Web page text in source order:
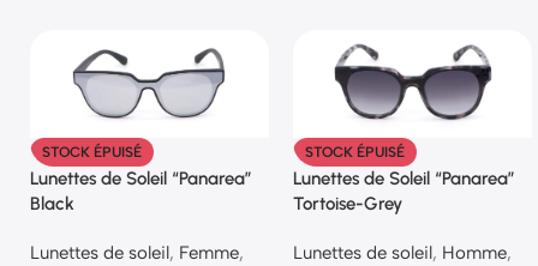
STOCK ÉPUISÉ
Lunettes de Soleil “Panarea”
Black
Lunettes de soleil, Femme,
STOCK ÉPUISÉ
Lunettes de Soleil “Panarea”
Tortoise-Grey
Lunettes de soleil, Homme,